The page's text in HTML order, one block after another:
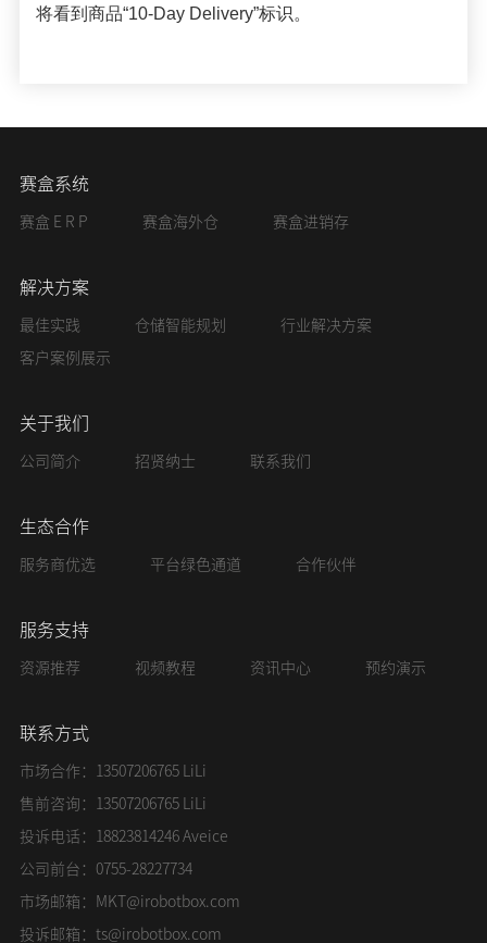
将看到商品“10-Day Delivery”标识。
赛盒系统
赛盒 E R P 赛盒海外仓 赛盒进销存
解决方案
最佳实践 仓储智能规划 行业解决方案
客户案例展示
关于我们
公司简介 招贤纳士 联系我们
生态合作
服务商优选 平台绿色通道 合作伙伴
服务支持
资源推荐 视频教程 资讯中心 预约演示
联系方式
市场合作：13507206765 LiLi
售前咨询：13507206765 LiLi
投诉电话：18823814246 Aveice
公司前台：0755-28227734
市场邮箱： MKT@irobotbox.com
投诉邮箱： ts@irobotbox.com